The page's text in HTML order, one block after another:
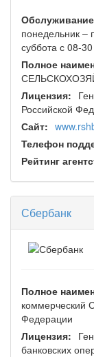
понедельник –
суббота с 08-
Полное
Лицензия:
Российской
Сайт:
Телефон
Рейтинг
Сбербанк
Полное
коммерческий
Федерации
Лицензия:
банковских